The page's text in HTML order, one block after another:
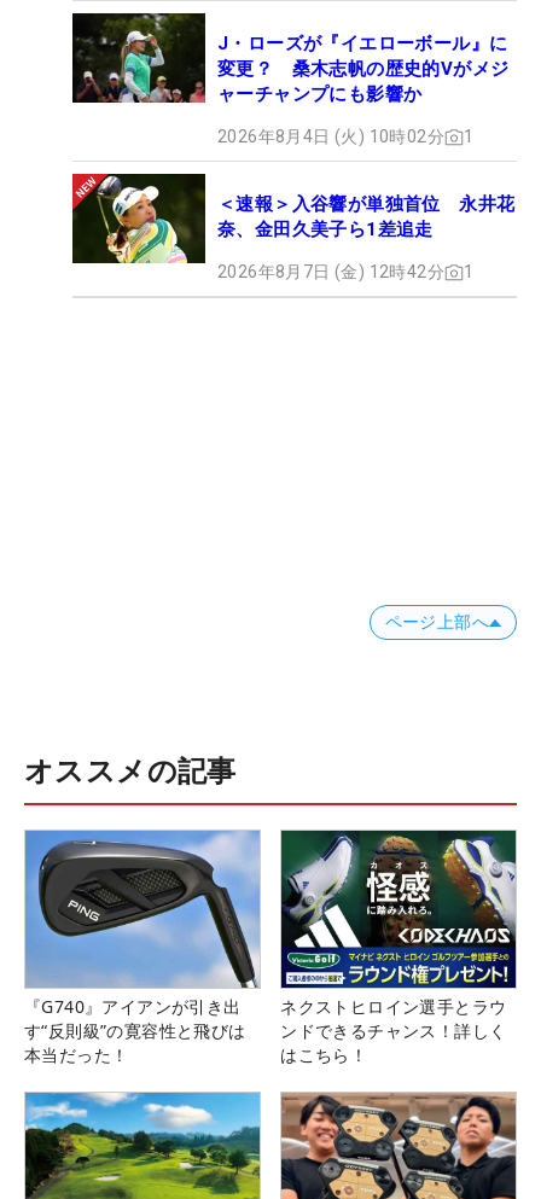
J・ローズが『イエローボール』に
変更？ 桑木志帆の歴史的Vがメジ
ャーチャンプにも影響か
2026年8月4日 (火) 10時02分 1
＜速報＞入谷響が単独首位 永井花
奈、金田久美子ら1差追走
2026年8月7日 (金) 12時42分 1
ページ上部へ
オススメの記事
『G740』アイアンが引き出
す“反則級”の寛容性と飛びは
本当だった！
ネクストヒロイン選手とラウ
ンドできるチャンス！詳しく
はこちら！